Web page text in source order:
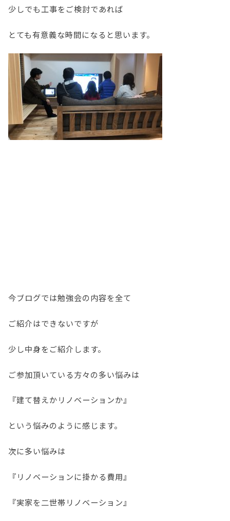
少しでも工事をご検討であれば
とても有意義な時間になると思います。
今ブログでは勉強会の内容を全て
ご紹介はできないですが
少し中身をご紹介します。
ご参加頂いている方々の多い悩みは
『建て替えかリノベーションか』
という悩みのように感じます。
次に多い悩みは
『リノベーションに掛かる費用』
『実家を二世帯リノベーション』